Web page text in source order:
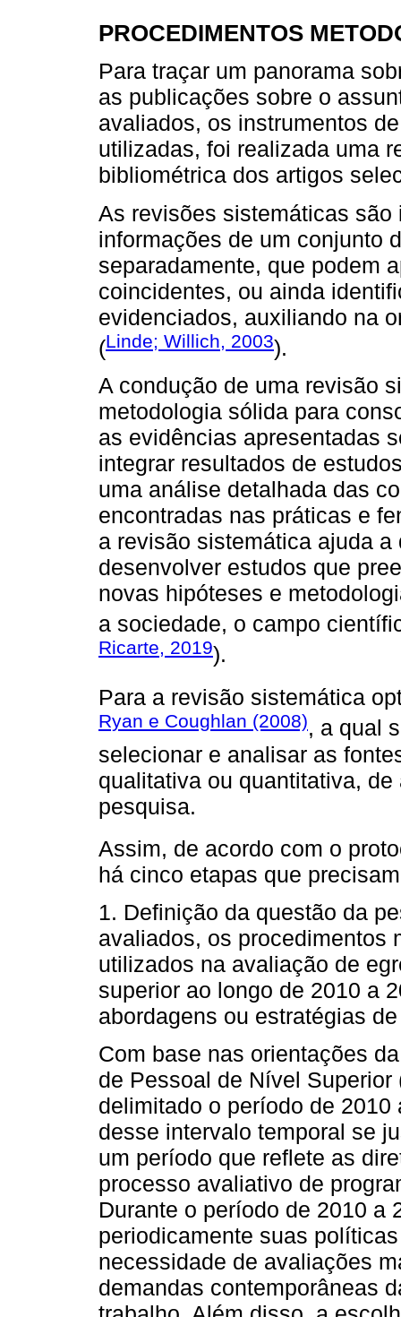
PROCEDIMENTOS
Para traçar um panorama
as publicações sobre o
avaliados, os instrumentos
utilizadas, foi realizada uma
bibliométrica dos artigos
As revisões sistemáticas
informações de um conjunto
separadamente, que podem
coincidentes, ou ainda
evidenciados, auxiliando na
(Linde; Willich, 2003).
A condução de uma revisão
metodologia sólida para
as evidências apresentadas
integrar resultados de
uma análise detalhada das
encontradas nas práticas e
a revisão sistemática ajuda
desenvolver estudos que
novas hipóteses e
a sociedade, o campo
Ricarte, 2019).
Para a revisão sistemática
Ryan e Coughlan (2008), a qual
selecionar e analisar as
qualitativa ou quantitativa,
pesquisa.
Assim, de acordo com o
há cinco etapas que
1. Definição da questão da
avaliados, os procedimentos
utilizados na avaliação de
superior ao longo de 2010 a
abordagens ou estratégias
Com base nas orientações
de Pessoal de Nível
delimitado o período de
desse intervalo temporal se
um período que reflete as
processo avaliativo de
Durante o período de 2010 a
periodicamente suas
necessidade de avaliações
demandas contemporâneas